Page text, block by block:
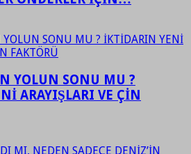
YOLUN SONU MU ?
ARAYIŞLARI VE ÇİN